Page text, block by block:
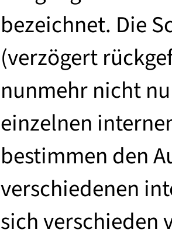
bezeichnet. Die
(verzögert
nunmehr nicht
einzelnen
bestimmen den
verschiedenen
sich verschieden